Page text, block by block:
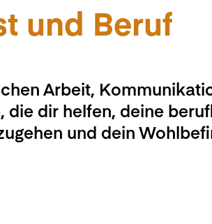
und Beruf
Arbeit,
die dir helfen, deine
und dein